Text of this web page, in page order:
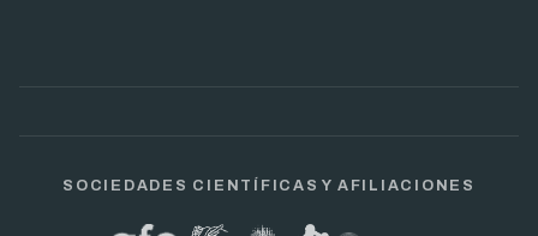
SOCIEDADES CIENTÍFICAS Y AFILIACIONES